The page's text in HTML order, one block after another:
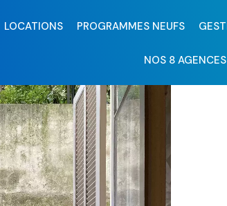
LOCATIONS PROGRAMMES NEUFS
NOS 8 AGENCES